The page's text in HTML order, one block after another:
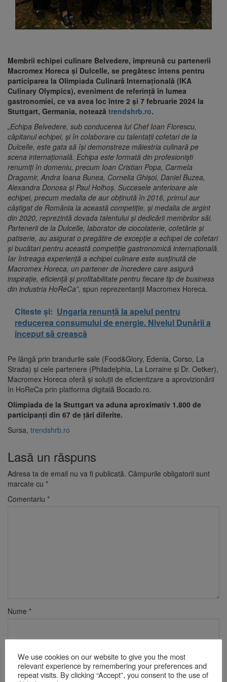
Membrii echipei culinare Belvedere, împreună cu partenerii
Macromex Horeca și Dulcelle, se pregătesc intens pentru
participarea la Olimpiada Culinară Internațională (IKA
Culinary Olympics), eveniment de referință în lumea
gastronomiei, ce va avea loc între 2 și 7 februarie 2024 la
Stuttgart, Germania, notează trendshrb.ro.
„Echipa Belvedere, sub conducerea lui Chef Ioan Florescu,
căpitanul echipei, și în colaborare cu talentații cofetari de la
Dulcelle, este gata să își demonstreze măiestria culinară pe
scena internațională. Echipa este formată din profesioniști
renumiți în domeniu, precum Ioan Cristian Popa, Carmela
Dragomir, Andra Ioana Bunea, Cornelia Ghișoi, Daniel Buzea,
Alexandra Donosa și Paul Holhoș. Succesele anterioare ale
echipei, precum medalia de aur obținută în 2016, primul aur
câștigat de România la această competiție, și medalia de argint
din 2020, reprezintă dovada talentului și dedicării membrilor săi.
Partenerii de la Dulcelle, laborator de ciocolaterie, cofetărie și
patiserie, au asigurat o pregătire de excepție a echipei de cofetari
și bucătari pentru această competiție gastronomică internațională.
Iar întreaga experiență a echipei culinare este susținută de
Macromex Horeca, un partener de încredere care asigură
inspirație, eficiență și profitabilitate pentru fiecare tip de business
din industria HoReCa”, spun reprezentanții Macromex Horeca.
Citeste și: Ungaria renunță la apelul pentru
reducerea consumului de energie. Nivelul Dunării a
început să crească
Pe lângă prin brandurile sale (Food&Glory, Edenia, Corso, La
Strada) și cele partenere (Philadelphia, La Lorraine și Dr. Oetker),
Macromex Horeca oferă și soluții de eficientizare a aprovizionării
în HoReCa prin platforma digitală Bocado.ro.
Olimpiada de la Stuttgart va aduna aproximativ 1.800 de
participanți din 67 de țări diferite.
Sursa, trendshrb.ro
Lasă un răspuns
Adresa ta de email nu va fi publicată. Câmpurile obligatorii sunt
marcate cu *
Comentariu *
Nume *
We use cookies on our website to give you the most
relevant experience by remembering your preferences and
repeat visits. By clicking “Accept”, you consent to the use of